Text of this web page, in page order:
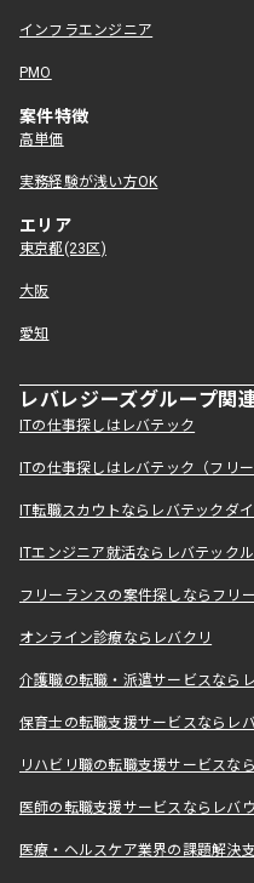
インフラエンジニア
PMO
案件特徴
高単価
実務経験が浅い方OK
エリア
東京都(23区)
大阪
愛知
レバレジーズグループ関
ITの仕事探しはレバテック
ITの仕事探しはレバテック（フリ
IT転職スカウトならレバテックダ
ITエンジニア就活ならレバテック
フリーランスの案件探しならフリ
オンライン診療ならレバクリ
介護職の転職・派遣サービスなら
保育士の転職支援サービスならレ
リハビリ職の転職支援サービスな
医師の転職支援サービスならレバ
医療・ヘルスケア業界の課題解決